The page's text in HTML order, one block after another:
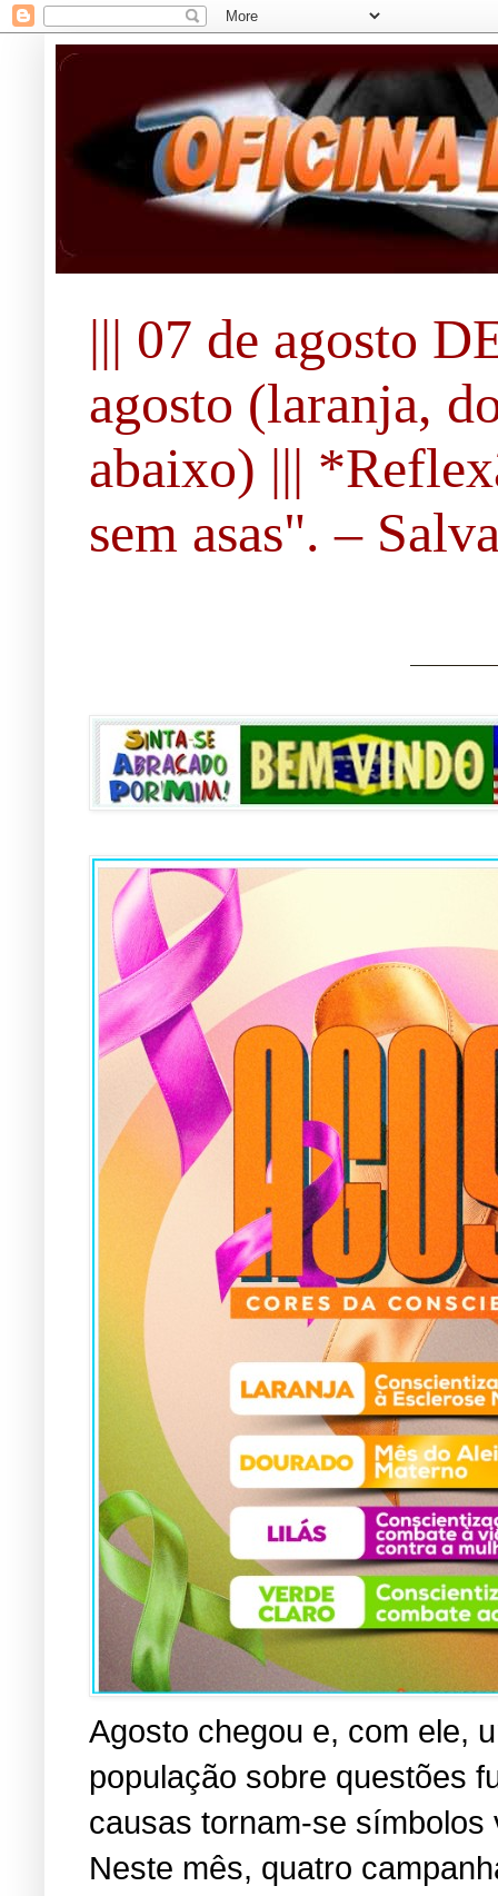
||| 07 de agosto
agosto (laranja,
abaixo) |||
sem asas". –
Agosto chegou e, com ele,
população sobre questões
causas tornam-se símbolos
Neste mês, quatro